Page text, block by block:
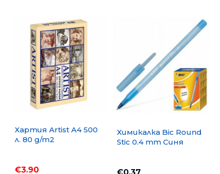
Хартия Artist A4 500
л. 80 g/m2
€3.90
Химикалка Bic Round
Stic 0.4 mm Синя